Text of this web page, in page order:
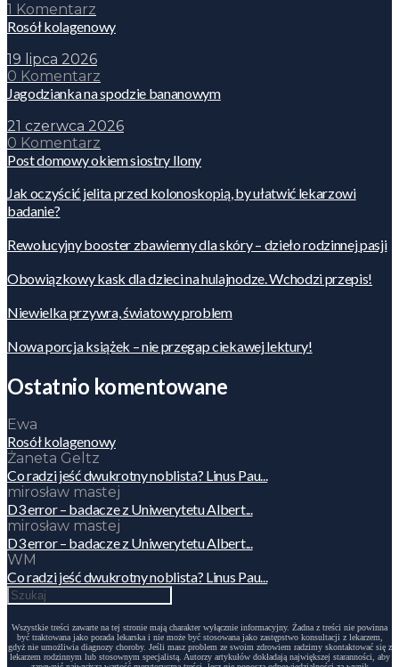
1 Komentarz
Rosół kolagenowy
19 lipca 2026
0 Komentarz
Jagodzianka na spodzie bananowym
21 czerwca 2026
0 Komentarz
Post domowy okiem siostry Ilony
Jak oczyścić jelita przed kolonoskopią, by ułatwić lekarzowi
badanie?
Rewolucyjny booster zbawienny dla skóry – dzieło rodzinnej pasji
Obowiązkowy kask dla dzieci na hulajnodze. Wchodzi przepis!
Niewielka przywra, światowy problem
Nowa porcja książek – nie przegap ciekawej lektury!
Ostatnio komentowane
Ewa
Rosół kolagenowy
Żaneta Geltz
Co radzi jeść dwukrotny noblista? Linus Pau...
mirosław mastej
D3 error – badacze z Uniwerytetu Albert...
mirosław mastej
D3 error – badacze z Uniwerytetu Albert...
WM
Co radzi jeść dwukrotny noblista? Linus Pau...
Wszystkie treści zawarte na tej stronie mają charakter wyłącznie informacyjny. Żadna z treści nie powinna
być traktowana jako porada lekarska i nie może być stosowana jako zastępstwo konsultacji z lekarzem,
gdyż nie umożliwia diagnozy choroby. Jeśli masz problem ze swoim zdrowiem radzimy skontaktować się z
lekarzem rodzinnym lub stosownym specjalistą. Autorzy artykułów dokładają największej staranności, aby